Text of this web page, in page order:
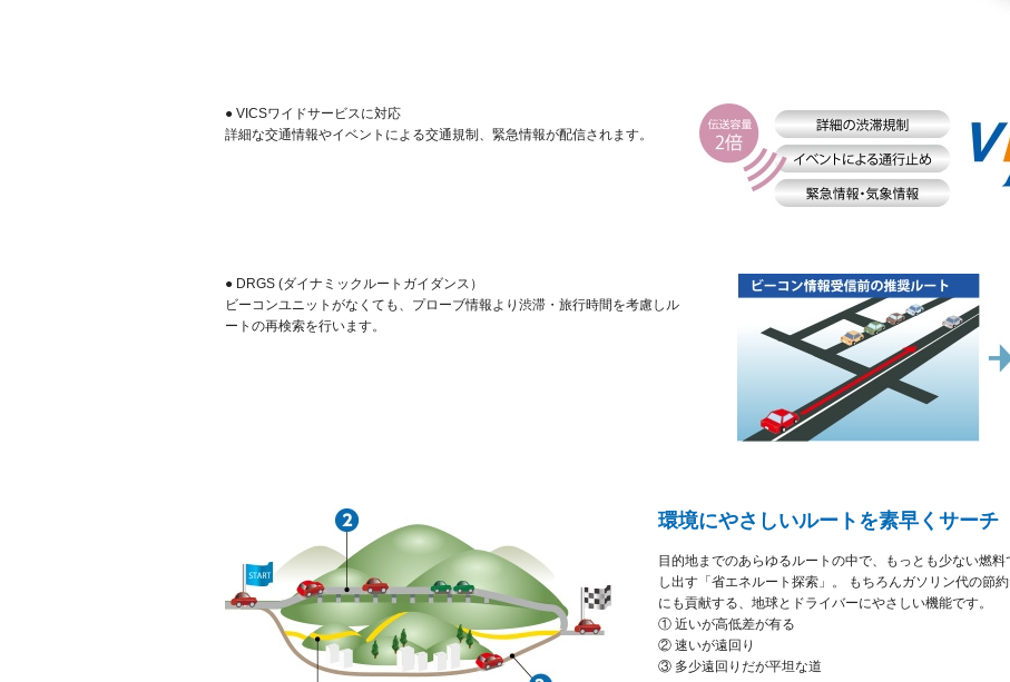
● VICSワイドサービスに対応
詳細な交通情報やイベントによる交通規制、緊急情報が配信されます。
● DRGS (ダイナミックルートガイダンス）
ビーコンユニットがなくても、プローブ情報より渋滞・旅行時間を考慮しル
ートの再検索を行います。
環境にやさしいルートを素早くサーチ
目的地までのあらゆるルートの中で、もっとも少ない燃
し出す「省エネルート探索」。 もちろんガソリン代の節
にも貢献する、地球とドライバーにやさしい機能です。
① 近いが高低差が有る
② 速いが遠回り
③ 多少遠回りだが平坦な道